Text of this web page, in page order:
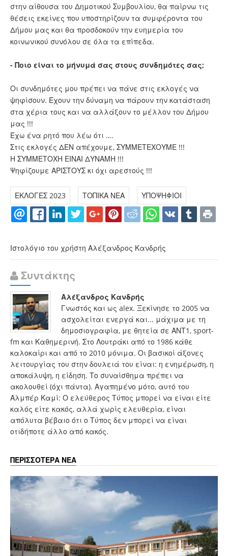
στην αίθουσα του Δημοτικού Συμβουλίου, θα παίρνω τις
θέσεις εκείνες που υποστηρίζουν τα συμφέροντα του
Δήμου μας και θα προσδοκούν την ευημερία του
κοινωνικού συνόλου σε όλα τα επίπεδα.
- Ποιο είναι το μήνυμά σας στους συνδημότες σας;
Οι συνδημότες μου πρέπει να πάνε στις εκλογές να
ψηφίσουν. Έχουν την δύναμη να πάρουν την κατάσταση
στα χέρια τους και να αλλάξουν το μέλλον του Δήμου
μας !!!
Έχω ένα ρητό που λέω ότι ….
Στις εκλογές ΔΕΝ απέχουμε, ΣΥΜΜΕΤΕΧΟΥΜΕ !!!
Η ΣΥΜΜΕΤΟΧΗ ΕΙΝΑΙ ΔΥΝΑΜΗ !!!
Ψηφίζουμε ΑΡΙΣΤΟΥΣ κι όχι αρεστούς !!!
ΕΚΛΟΓΕΣ 2023 ΤΟΠΙΚΑ ΝΕΑ ΥΠΟΨΗΦΙΟΙ
Ιστολόγιο του χρήστη Αλέξανδρος Κανδρής
Συντάκτης
Αλέξανδρος Κανδρής
Γνωστός και ως alex. Ξεκίνησε το 2005 να
ασχολείται ενεργά και... μάχιμα με τη
δημοσιογραφία, με θητεία σε ΑΝΤ1, sport-
fm και Καθημερινή. Στο Λουτράκι από το 1986 κάθε
καλοκαίρι και από το 2010 μόνιμα. Οι βασικοί άξονες
λειτουργίας του στην δουλειά του είναι: η ενημέρωση, η
αποκάλυψη, η είδηση. Το συναίσθημα πρέπει να
ακολουθεί (όχι πάντα). Αγαπημένο μότο, αυτό του
Αλμπέρ Καμί: Ο ελεύθερος Τύπος μπορεί να είναι είτε
καλός είτε κακός, αλλά χωρίς ελευθερία, είναι
απόλυτα βέβαιο ότι ο Τύπος δεν μπορεί να είναι
οτιδήποτε άλλο από κακός.
ΠΕΡΙΣΣΟΤΕΡΑ ΝΕΑ